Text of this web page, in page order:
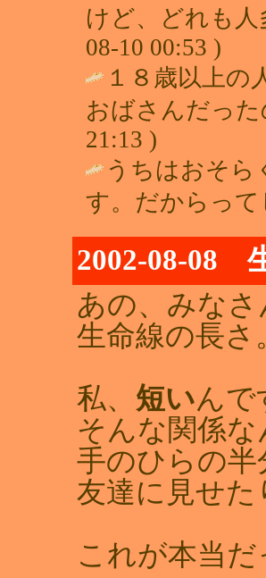
けど、どれも
08-10 00:53 )
１８歳以上
おばさんだっ
21:13 )
うちはおそら
す。だからっ
2002-08-08
あの、みな
生命線の長さ
私、 短いん
そんな関係
手のひらの
友達に見せ
これが本当